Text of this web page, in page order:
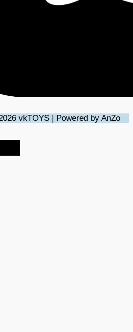
vkTOYS | Powered by AnZo